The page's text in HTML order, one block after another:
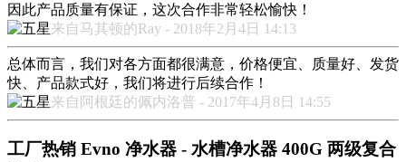
因此产品质量有保证，这次合作非常轻松愉快！
来自马其顿的Ray - 2018年2月4日 14:13
总体而言，我们对各方面都很满意，价格便宜、质量好、发货
快、产品款式好，我们将进行后续合作！
来自阿根廷的佩内洛普 - 2017年4月8日 14:55
工厂热销 Evno 净水器 - 水槽净水器 400G 两级复合